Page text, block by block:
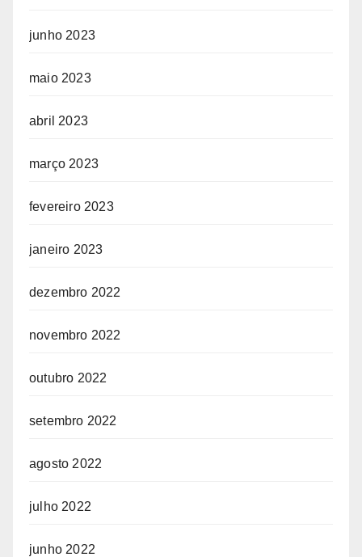
junho 2023
maio 2023
abril 2023
março 2023
fevereiro 2023
janeiro 2023
dezembro 2022
novembro 2022
outubro 2022
setembro 2022
agosto 2022
julho 2022
junho 2022